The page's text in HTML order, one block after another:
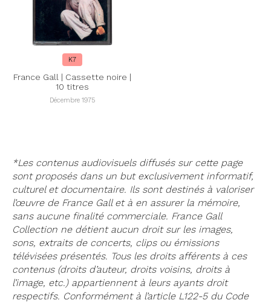
K7
France Gall | Cassette noire |
10 titres
Décembre 1975
*Les contenus audiovisuels diffusés sur cette page
sont proposés dans un but exclusivement informatif,
culturel et documentaire. Ils sont destinés à valoriser
l’œuvre de France Gall et à en assurer la mémoire,
sans aucune finalité commerciale. France Gall
Collection ne détient aucun droit sur les images,
sons, extraits de concerts, clips ou émissions
télévisées présentés. Tous les droits afférents à ces
contenus (droits d’auteur, droits voisins, droits à
l’image, etc.) appartiennent à leurs ayants droit
respectifs. Conformément à l’article L122-5 du Code